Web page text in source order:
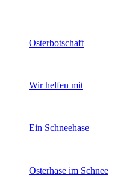
Osterbotschaft
Wir helfen mit
Ein Schneehase
Osterhase im Schnee